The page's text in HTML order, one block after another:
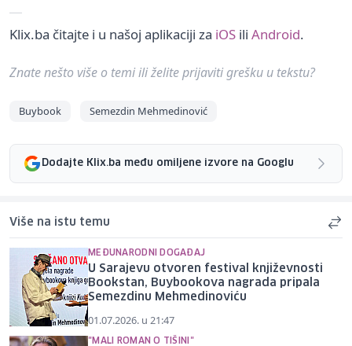
Klix.ba čitajte i u našoj aplikaciji za iOS ili Android.
Znate nešto više o temi ili želite prijaviti grešku u tekstu?
Buybook Semezdin Mehmedinović
Dodajte Klix.ba među omiljene izvore na Googlu
Više na istu temu
MEĐUNARODNI DOGAĐAJ
U Sarajevu otvoren festival književnosti
Bookstan, Buybookova nagrada pripala
Semezdinu Mehmedinoviću
01.07.2026. u 21:47
"MALI ROMAN O TIŠINI"